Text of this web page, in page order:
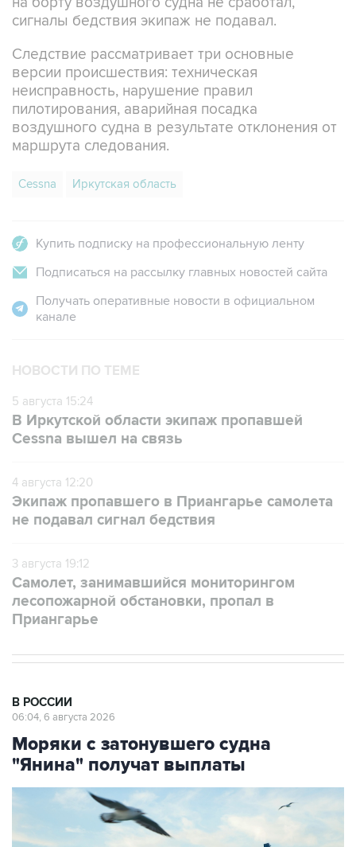
сигналы бедствия экипаж не подавал.
Следствие рассматривает три основные
версии происшествия: техническая
неисправность, нарушение правил
пилотирования, аварийная посадка
воздушного судна в результате отклонения от
маршрута следования.
Cessna Иркутская область
Купить подписку на профессиональную ленту
Подписаться на рассылку главных новостей сайта
Получать оперативные новости в официальном
канале
НОВОСТИ ПО ТЕМЕ
5 августа 15:24
В Иркутской области экипаж пропавшей
Cessna вышел на связь
4 августа 12:20
Экипаж пропавшего в Приангарье самолета
не подавал сигнал бедствия
3 августа 19:12
Самолет, занимавшийся мониторингом
лесопожарной обстановки, пропал в
Приангарье
В РОССИИ
06:04, 6 августа 2026
Моряки с затонувшего судна
"Янина" получат выплаты